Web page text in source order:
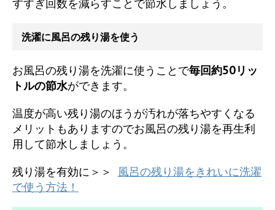
すすぎ回数を減らすことで節水しましょう。
洗濯に風呂の残り湯を使う
お風呂の残り湯を洗濯に使うことで毎回約50リッ
トルの節水ができます。
温度が高い残り湯のほうが汚れが落ちやすくなる
メリットもありますのでお風呂の残り湯を再生利
用して節水しましょう。
残り湯を有効に＞＞ 風呂の残り湯をきれいに洗濯
で使う方法！